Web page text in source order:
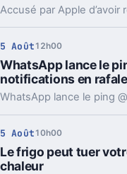
5 Août 12h00
WhatsApp lance le
notifications en rafale
5 Août 10h00
Le frigo peut tuer
chaleur